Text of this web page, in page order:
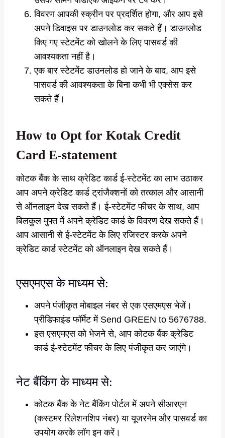
विवरण आपकी स्क्रीन पर प्रदर्शित होगा, और आप इसे
अपने डिवाइस पर डाउनलोड कर सकते हैं। डाउनलोड
किए गए स्टेटमेंट को खोलने के लिए पासवर्ड की
आवश्यकता नहीं है।
एक बार स्टेटमेंट डाउनलोड हो जाने के बाद, आप इसे
पासवर्ड की आवश्यकता के बिना कभी भी एक्सेस कर
सकते हैं।
How to Opt for Kotak Credit
Card E-statement
कोटक बैंक के साथ क्रेडिट कार्ड ई-स्टेटमेंट का लाभ उठाकर
आप अपने क्रेडिट कार्ड ट्रांजैक्शनों को तत्काल और आसानी
से ऑनलाइन देख सकते हैं। ई-स्टेटमेंट फीचर के साथ, आप
बिलकुल मुफ्त में अपने क्रेडिट कार्ड के विवरण देख सकते हैं।
आप आसानी से ई-स्टेटमेंट के लिए रजिस्टर करके अपने
क्रेडिट कार्ड स्टेटमेंट को ऑनलाइन देख सकते हैं।
एसएमएस के माध्यम से:
अपने पंजीकृत मोबाइल नंबर से एक एसएमएस भेजें।
प्रीडिफाइंड फॉर्मेट में Send GREEN to 5676788.
इस एसएमएस को भेजने से, आप कोटक बैंक क्रेडिट
कार्ड ई-स्टेटमेंट फीचर के लिए पंजीकृत कर जाएंगे।
नेट बैंकिंग के माध्यम से:
कोटक बैंक के नेट बैंकिंग पोर्टल में अपने सीआरएन
(कस्टमर रिलेशनशिप नंबर) या यूजरनेम और पासवर्ड का
उपयोग करके लॉग इन करें।